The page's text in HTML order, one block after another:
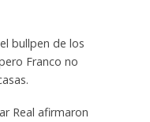
bullpen de los
Franco no
Real afirmaron